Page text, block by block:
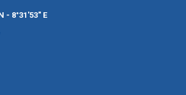
- 8°31'53" E